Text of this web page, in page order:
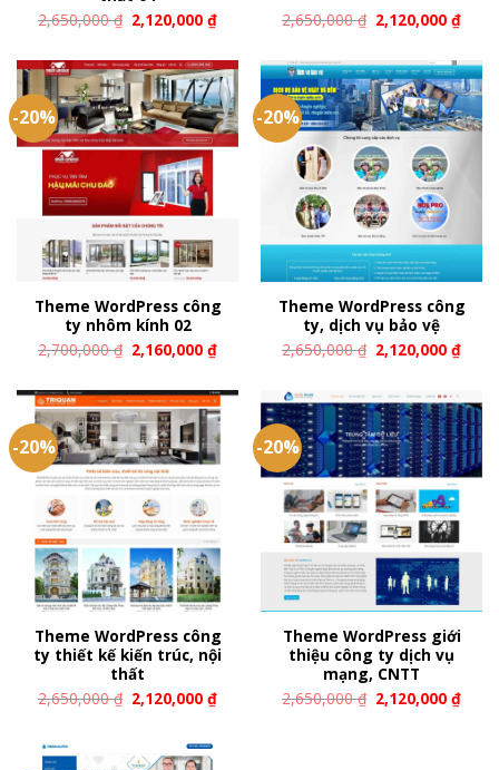
2,650,000₫ 2,120,000₫ 2,650,000₫ 2,120,000₫
-20%
Theme WordPress công
ty nhôm kính 02
2,700,000₫ 2,160,000₫
-20%
Theme WordPress công
ty, dịch vụ bảo vệ
2,650,000₫ 2,120,000₫
-20%
Theme WordPress công
ty thiết kế kiến trúc, nội
thất
2,650,000₫ 2,120,000₫
-20%
Theme WordPress giới
thiệu công ty dịch vụ
mạng, CNTT
2,650,000₫ 2,120,000₫